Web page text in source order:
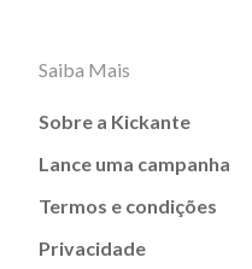
Saiba Mais
Sobre a Kickante
Lance uma campanha
Termos e condições
Privacidade